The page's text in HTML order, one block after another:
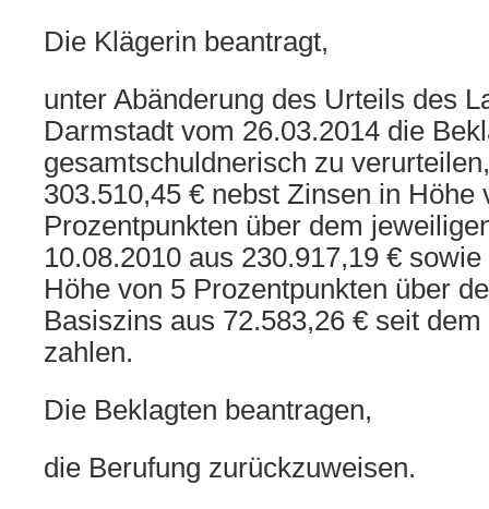
Die Klägerin beantragt,
unter Abänderung des Urteils des
Darmstadt vom 26.03.2014 die
gesamtschuldnerisch zu
303.510,45 € nebst Zinsen in Höhe
Prozentpunkten über dem
10.08.2010 aus 230.917,19 €
Höhe von 5 Prozentpunkten über
Basiszins aus 72.583,26 € seit dem
zahlen.
Die Beklagten beantragen,
die Berufung zurückzuweisen.